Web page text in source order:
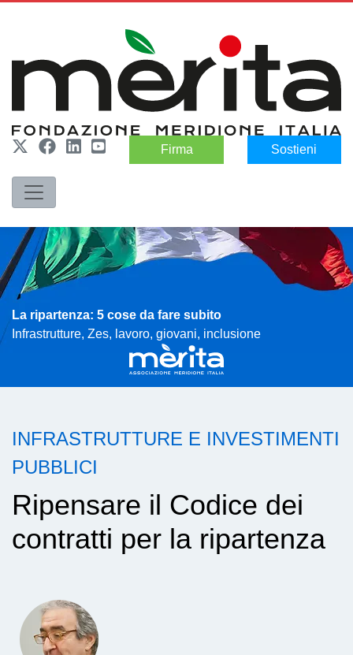
Firma Sostieni
La ripartenza: 5 cose da fare subito
Infrastrutture, Zes, lavoro, giovani, inclusione
INFRASTRUTTURE E INVESTIMENTI
PUBBLICI
Ripensare il Codice dei
contratti per la ripartenza